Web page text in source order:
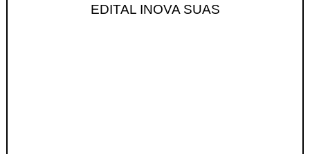
EDITAL INOVA SUAS